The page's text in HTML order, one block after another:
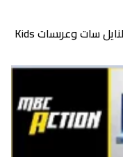
تردد قنوات الاطفال كارتون 2025 على النايل سات وعربسات Kids